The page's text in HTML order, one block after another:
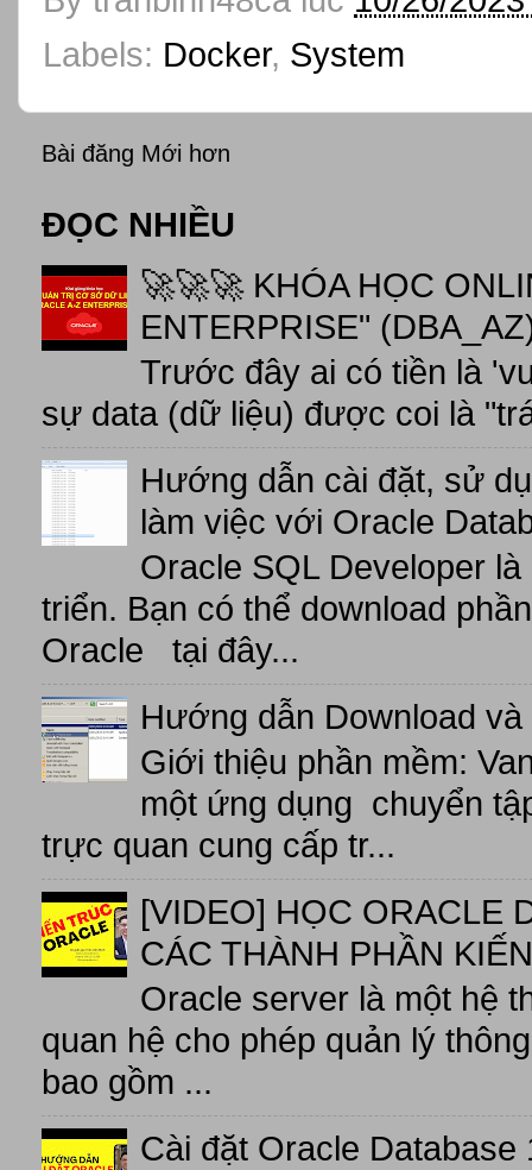
Labels: Docker, System
Bài đăng Mới hơn
ĐỌC NHIỀU
🚀🚀🚀 KHÓA HỌC
ENTERPRISE"
Trước đây ai có tiền là
sự data (dữ liệu) được coi là
Hướng dẫn cài đặt, sử
làm việc với Oracle
Oracle SQL Developer
triển. Bạn có thể download
Oracle tại đây...
Hướng dẫn Download
Giới thiệu phần mềm:
một ứng dụng chuyển
trực quan cung cấp tr...
[VIDEO] HỌC ORACLE
CÁC THÀNH PHẦN
Oracle server là một hệ
quan hệ cho phép quản lý
bao gồm ...
Cài đặt Oracle